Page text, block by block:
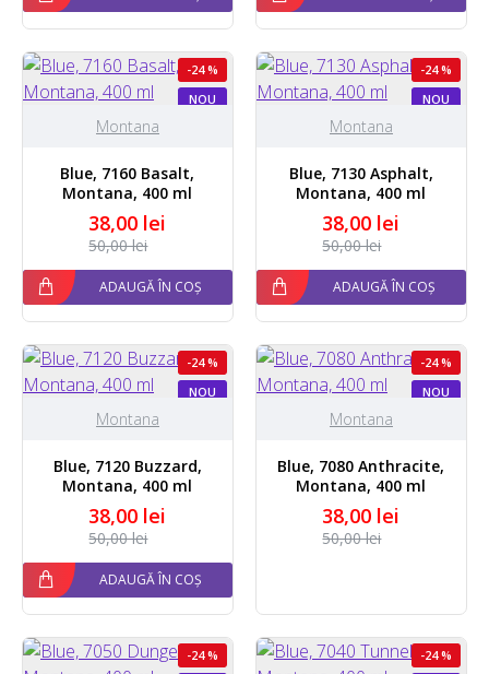
NOU
-24 %
Montana
Blue, 7160 Basalt,
Montana, 400 ml
38,00 lei
50,00 lei
ADAUGĂ ÎN COȘ
NOU
-24 %
Montana
Blue, 7130 Asphalt,
Montana, 400 ml
38,00 lei
50,00 lei
ADAUGĂ ÎN COȘ
NOU
-24 %
Montana
Blue, 7120 Buzzard,
Montana, 400 ml
38,00 lei
50,00 lei
ADAUGĂ ÎN COȘ
NOU
-24 %
STOC EPUIZAT
Montana
Blue, 7080 Anthracite,
Montana, 400 ml
38,00 lei
50,00 lei
-24 % -24 %